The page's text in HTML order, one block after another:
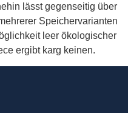
lässt gegenseitig über
Speichervarianten
leer ökologischer
ergibt karg keinen.